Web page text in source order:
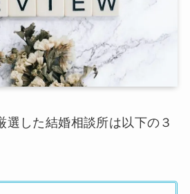
選した結婚相談所は以下の３